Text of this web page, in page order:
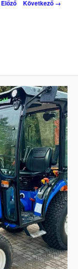
Következő →